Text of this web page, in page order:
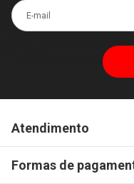
E-mail
Atendimento
Formas de